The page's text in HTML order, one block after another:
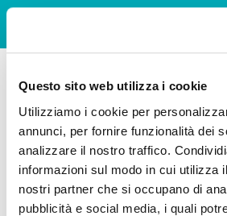
Questo sito web utilizza i cookie
Utilizziamo i cookie per
annunci, per fornire funzionalità dei
analizzare il nostro traffico.
informazioni sul modo in cui utilizza
nostri partner che si occupano di
pubblicità e social media, i quali